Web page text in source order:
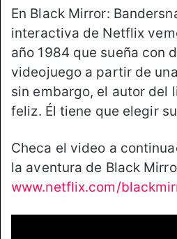
En Black Mirror:
interactiva de Netflix
año 1984 que sueña con
videojuego a partir de
sin embargo, el autor del
feliz. Él tiene que elegir
Checa el video a
la aventura de Black
www.netflix.com/